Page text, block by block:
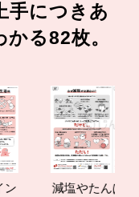
手につきあ
る82枚。
減塩やたんぱく質管理